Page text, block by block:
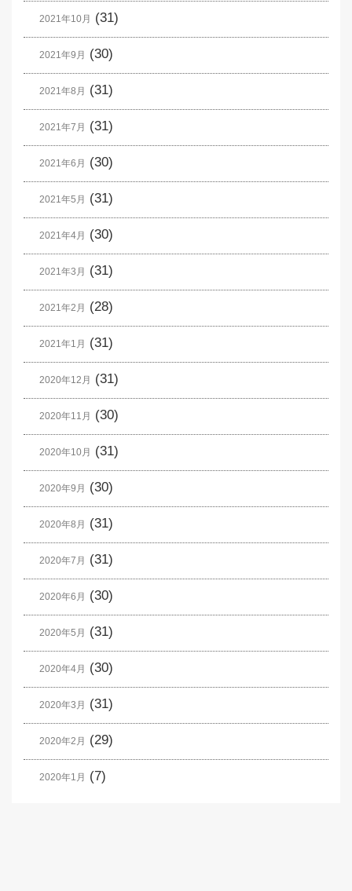
2021年10月 (31)
2021年9月 (30)
2021年8月 (31)
2021年7月 (31)
2021年6月 (30)
2021年5月 (31)
2021年4月 (30)
2021年3月 (31)
2021年2月 (28)
2021年1月 (31)
2020年12月 (31)
2020年11月 (30)
2020年10月 (31)
2020年9月 (30)
2020年8月 (31)
2020年7月 (31)
2020年6月 (30)
2020年5月 (31)
2020年4月 (30)
2020年3月 (31)
2020年2月 (29)
2020年1月 (7)